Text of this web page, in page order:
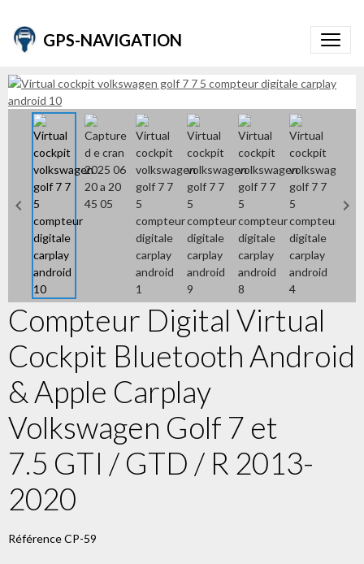
GPS-NAVIGATION
Compteur Digital Virtual
Cockpit Bluetooth Android
& Apple Carplay
Volkswagen Golf 7 et
7.5 GTI / GTD / R 2013-
2020
Référence CP-59